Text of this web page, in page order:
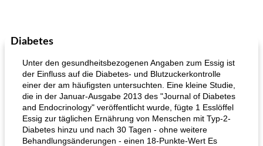
Diabetes
Unter den gesundheitsbezogenen Angaben zum Essig ist
der Einfluss auf die Diabetes- und Blutzuckerkontrolle
einer der am häufigsten untersuchten. Eine kleine Studie,
die in der Januar-Ausgabe 2013 des "Journal of Diabetes
and Endocrinology" veröffentlicht wurde, fügte 1 Esslöffel
Essig zur täglichen Ernährung von Menschen mit Typ-2-
Diabetes hinzu und nach 30 Tagen - ohne weitere
Behandlungsänderungen - einen 18-Punkte-Wert Es